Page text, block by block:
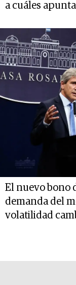
a cuáles
El nuevo bono
demanda del
volatilidad